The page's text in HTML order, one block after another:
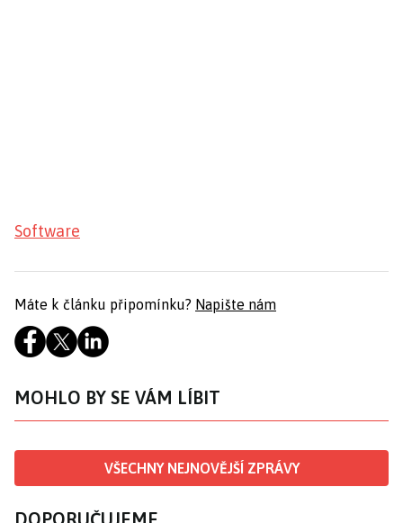
Software
Máte k článku připomínku? Napište nám
MOHLO BY SE VÁM LÍBIT
VŠECHNY NEJNOVĚJŠÍ ZPRÁVY
DOPORUČUJEME